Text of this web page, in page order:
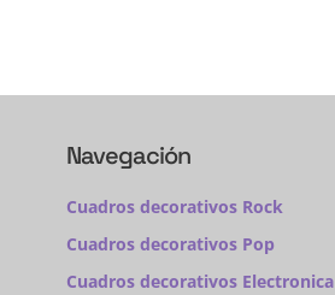
Navegación
Cuadros decorativos Rock
Cuadros decorativos Pop
Cuadros decorativos Electronica